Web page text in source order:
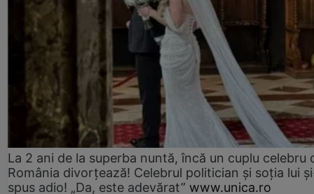
La 2 ani de la superba nuntă, încă un cuplu celebru
România divorțează! Celebrul politician și soția lui
spus adio! „Da, este adevărat” www.unica.ro